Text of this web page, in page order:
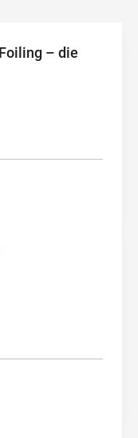
– die